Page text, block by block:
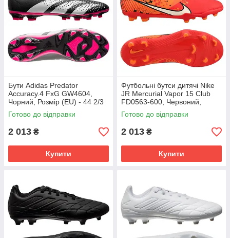
Бути Adidas Predator
Accuracy.4 FxG GW4604,
Чорний, Розмір (EU) - 44 2/3
Готово до відправки
2 013 ₴
Купити
Футбольні бутси дитячі Nike
JR Mercurial Vapor 15 Club
FD0563-600, Червоний,
Розмір (EU) - 38
Готово до відправки
2 013 ₴
Купити